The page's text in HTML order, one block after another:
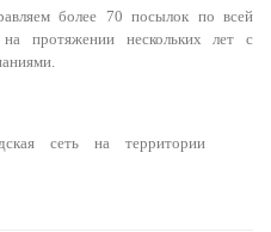
более 70 посылок по всей
протяжении нескольких лет с
сеть на территории